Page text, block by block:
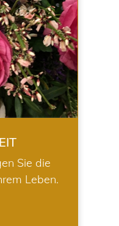
Sie die
Leben.